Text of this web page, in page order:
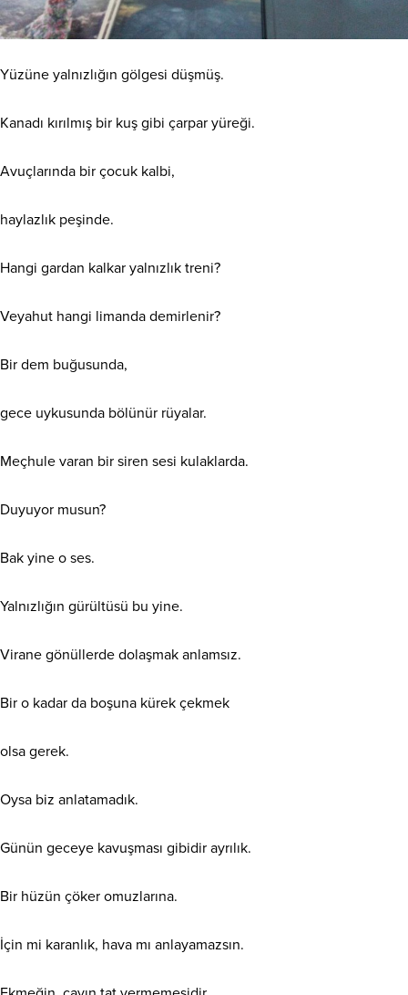
Yüzüne yalnızlığın gölgesi düşmüş.
Kanadı kırılmış bir kuş gibi çarpar yüreği.
Avuçlarında bir çocuk kalbi,
haylazlık peşinde.
Hangi gardan kalkar yalnızlık treni?
Veyahut hangi limanda demirlenir?
Bir dem buğusunda,
gece uykusunda bölünür rüyalar.
Meçhule varan bir siren sesi kulaklarda.
Duyuyor musun?
Bak yine o ses.
Yalnızlığın gürültüsü bu yine.
Virane gönüllerde dolaşmak anlamsız.
Bir o kadar da boşuna kürek çekmek
olsa gerek.
Oysa biz anlatamadık.
Günün geceye kavuşması gibidir ayrılık.
Bir hüzün çöker omuzlarına.
İçin mi karanlık, hava mı anlayamazsın.